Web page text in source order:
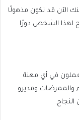
الآن قد تكون مذهولًا
لهذا الشخص دورًا
في أي مهنة
والممرضات ومديرو